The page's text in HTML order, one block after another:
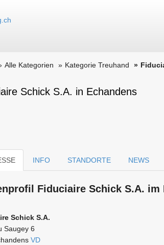
Alle Kategorien Kategorie Treuhand
Schick S.A. in Echandens
INFO STANDORTE NEWS
Fiduciaire Schick S.A. im
Schick S.A.
Saugey 6
VD